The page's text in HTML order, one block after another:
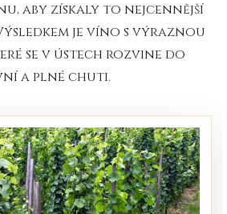
aby získaly to nejcennější
je víno s výraznou
se v ústech rozvine do
a plné chuti.